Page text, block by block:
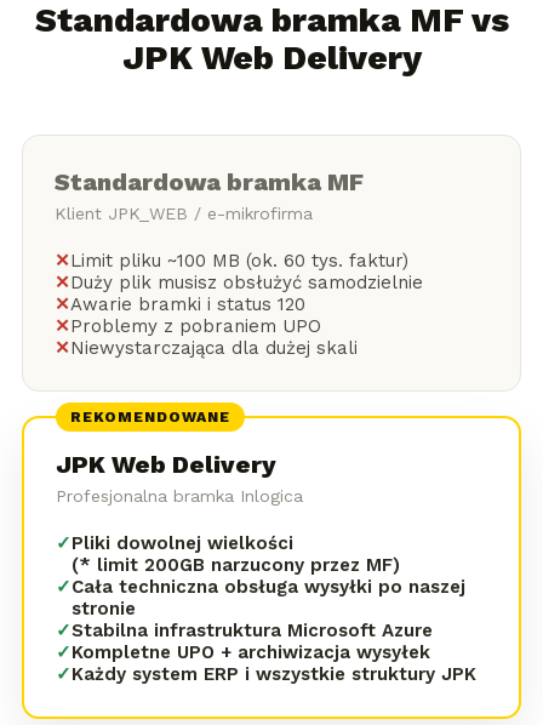
Standardowa bramka MF vs
JPK Web Delivery
Standardowa bramka MF
Klient JPK_WEB / e-mikrofirma
✕Limit pliku ~100 MB (ok. 60 tys. faktur)
✕Duży plik musisz obsłużyć samodzielnie
✕Awarie bramki i status 120
✕Problemy z pobraniem UPO
✕Niewystarczająca dla dużej skali
REKOMENDOWANE
JPK Web Delivery
Profesjonalna bramka Inlogica
✓Pliki dowolnej wielkości
(* limit 200GB narzucony przez MF)
✓Cała techniczna obsługa wysyłki po naszej
stronie
✓Stabilna infrastruktura Microsoft Azure
✓Kompletne UPO + archiwizacja wysyłek
✓Każdy system ERP i wszystkie struktury JPK